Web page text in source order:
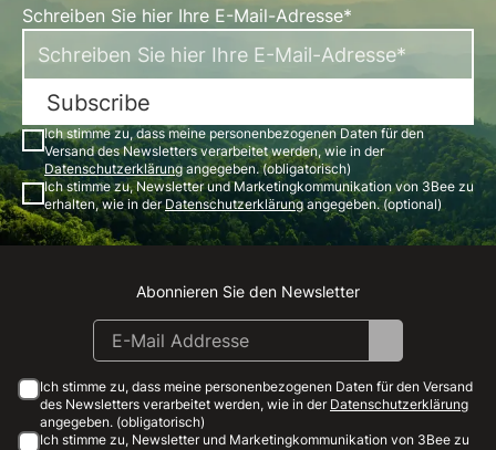
Schreiben Sie hier Ihre E-Mail-Adresse*
Subscribe
Ich stimme zu, dass meine personenbezogenen Daten für den
Versand des Newsletters verarbeitet werden, wie in der
Datenschutzerklärungangegeben. (obligatorisch)
Ich stimme zu, Newsletter und Marketingkommunikation von 3Bee zu
erhalten, wie in derDatenschutzerklärungangegeben. (optional)
Instagram
Facebook
Linkedin
Youtube
Abonnieren Sie den Newsletter
Ich stimme zu, dass meine personenbezogenen Daten für den Versand
des Newsletters verarbeitet werden, wie in der Datenschutzerklärung
angegeben. (obligatorisch)
Ich stimme zu, Newsletter und Marketingkommunikation von 3Bee zu